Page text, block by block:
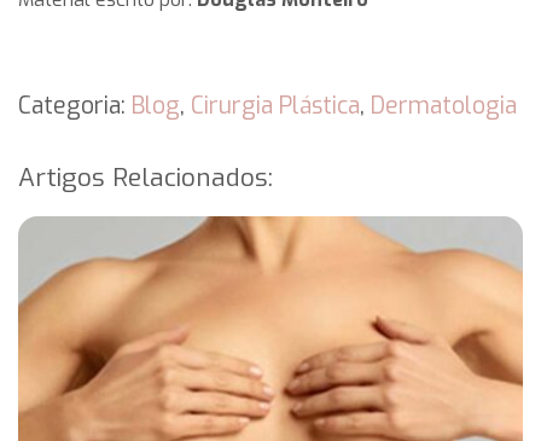
Categoria: Blog, Cirurgia Plástica, Dermatologia
Artigos Relacionados: